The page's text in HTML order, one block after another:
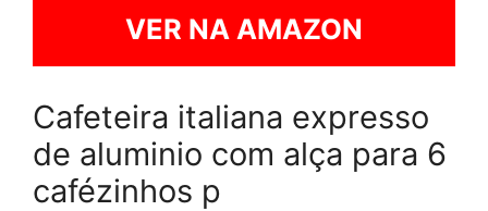
VER NA AMAZON
Cafeteira italiana expresso
de aluminio com alça para 6
cafézinhos p